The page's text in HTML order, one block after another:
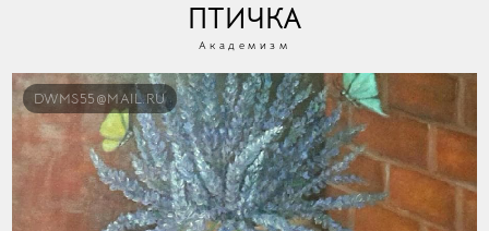
ПТИЧКА
Академизм
DWMS55@MAIL.RU